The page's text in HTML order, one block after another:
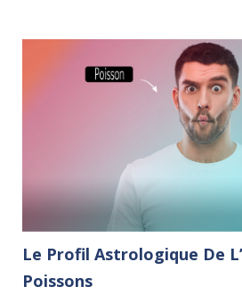
Le Profil Astrologique De
Poissons